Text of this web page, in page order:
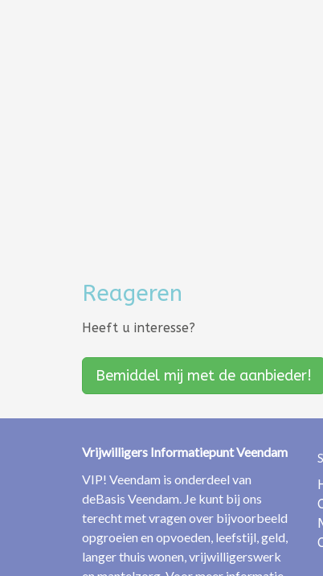
Reageren
Heeft u interesse?
Bemiddel mij met de aanbieder!
Vrijwilligers Informatiepunt Veendam
VIP! Veendam is onderdeel van
deBasis Veendam. Je kunt bij ons
terecht met vragen over bijvoorbeeld
opgroeien en opvoeden, leefstijl, geld,
langer thuis wonen, vrijwilligerswerk